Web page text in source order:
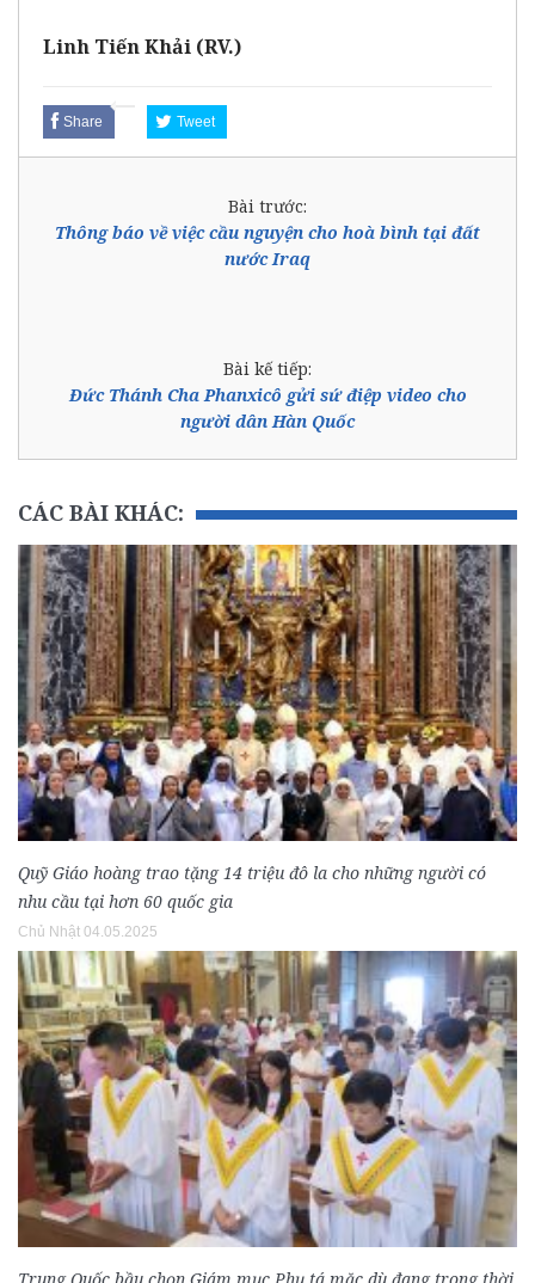
Linh Tiến Khải (RV.)
Share Tweet
Bài trước:
Thông báo về việc cầu nguyện cho hoà bình tại đất
nước Iraq
Bài kế tiếp:
Đức Thánh Cha Phanxicô gửi sứ điệp video cho
người dân Hàn Quốc
CÁC BÀI KHÁC:
Quỹ Giáo hoàng trao tặng 14 triệu đô la cho những người có
nhu cầu tại hơn 60 quốc gia
Chủ Nhật 04.05.2025